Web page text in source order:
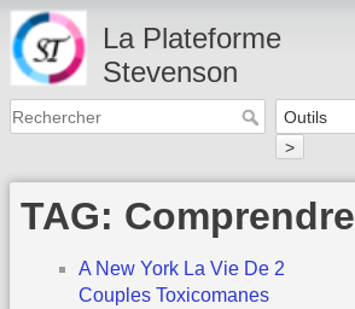
La Plateforme
Stevenson
>
TAG: Comprendre
A New York La Vie De 2
Couples Toxicomanes